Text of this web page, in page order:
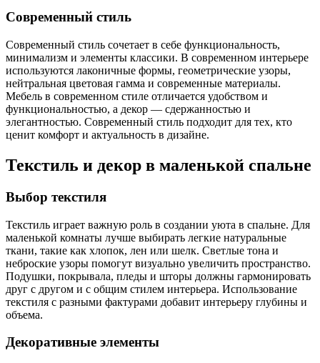
Современный стиль
Современный стиль сочетает в себе функциональность,
минимализм и элементы классики. В современном интерьере
используются лаконичные формы, геометрические узоры,
нейтральная цветовая гамма и современные материалы.
Мебель в современном стиле отличается удобством и
функциональностью, а декор — сдержанностью и
элегантностью. Современный стиль подходит для тех, кто
ценит комфорт и актуальность в дизайне.
Текстиль и декор в маленькой спальне
Выбор текстиля
Текстиль играет важную роль в создании уюта в спальне. Для
маленькой комнаты лучше выбирать легкие натуральные
ткани, такие как хлопок, лен или шелк. Светлые тона и
неброские узоры помогут визуально увеличить пространство.
Подушки, покрывала, пледы и шторы должны гармонировать
друг с другом и с общим стилем интерьера. Использование
текстиля с разными фактурами добавит интерьеру глубины и
объема.
Декоративные элементы